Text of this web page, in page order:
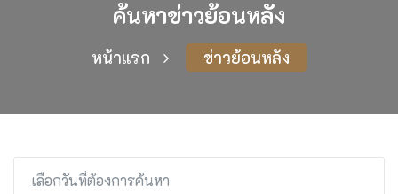
ค้นหาข่าวย้อนหลัง
หน้าแรก ข่าวย้อนหลัง